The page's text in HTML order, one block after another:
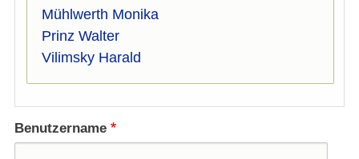
Mühlwerth Monika
Prinz Walter
Vilimsky Harald
Benutzername